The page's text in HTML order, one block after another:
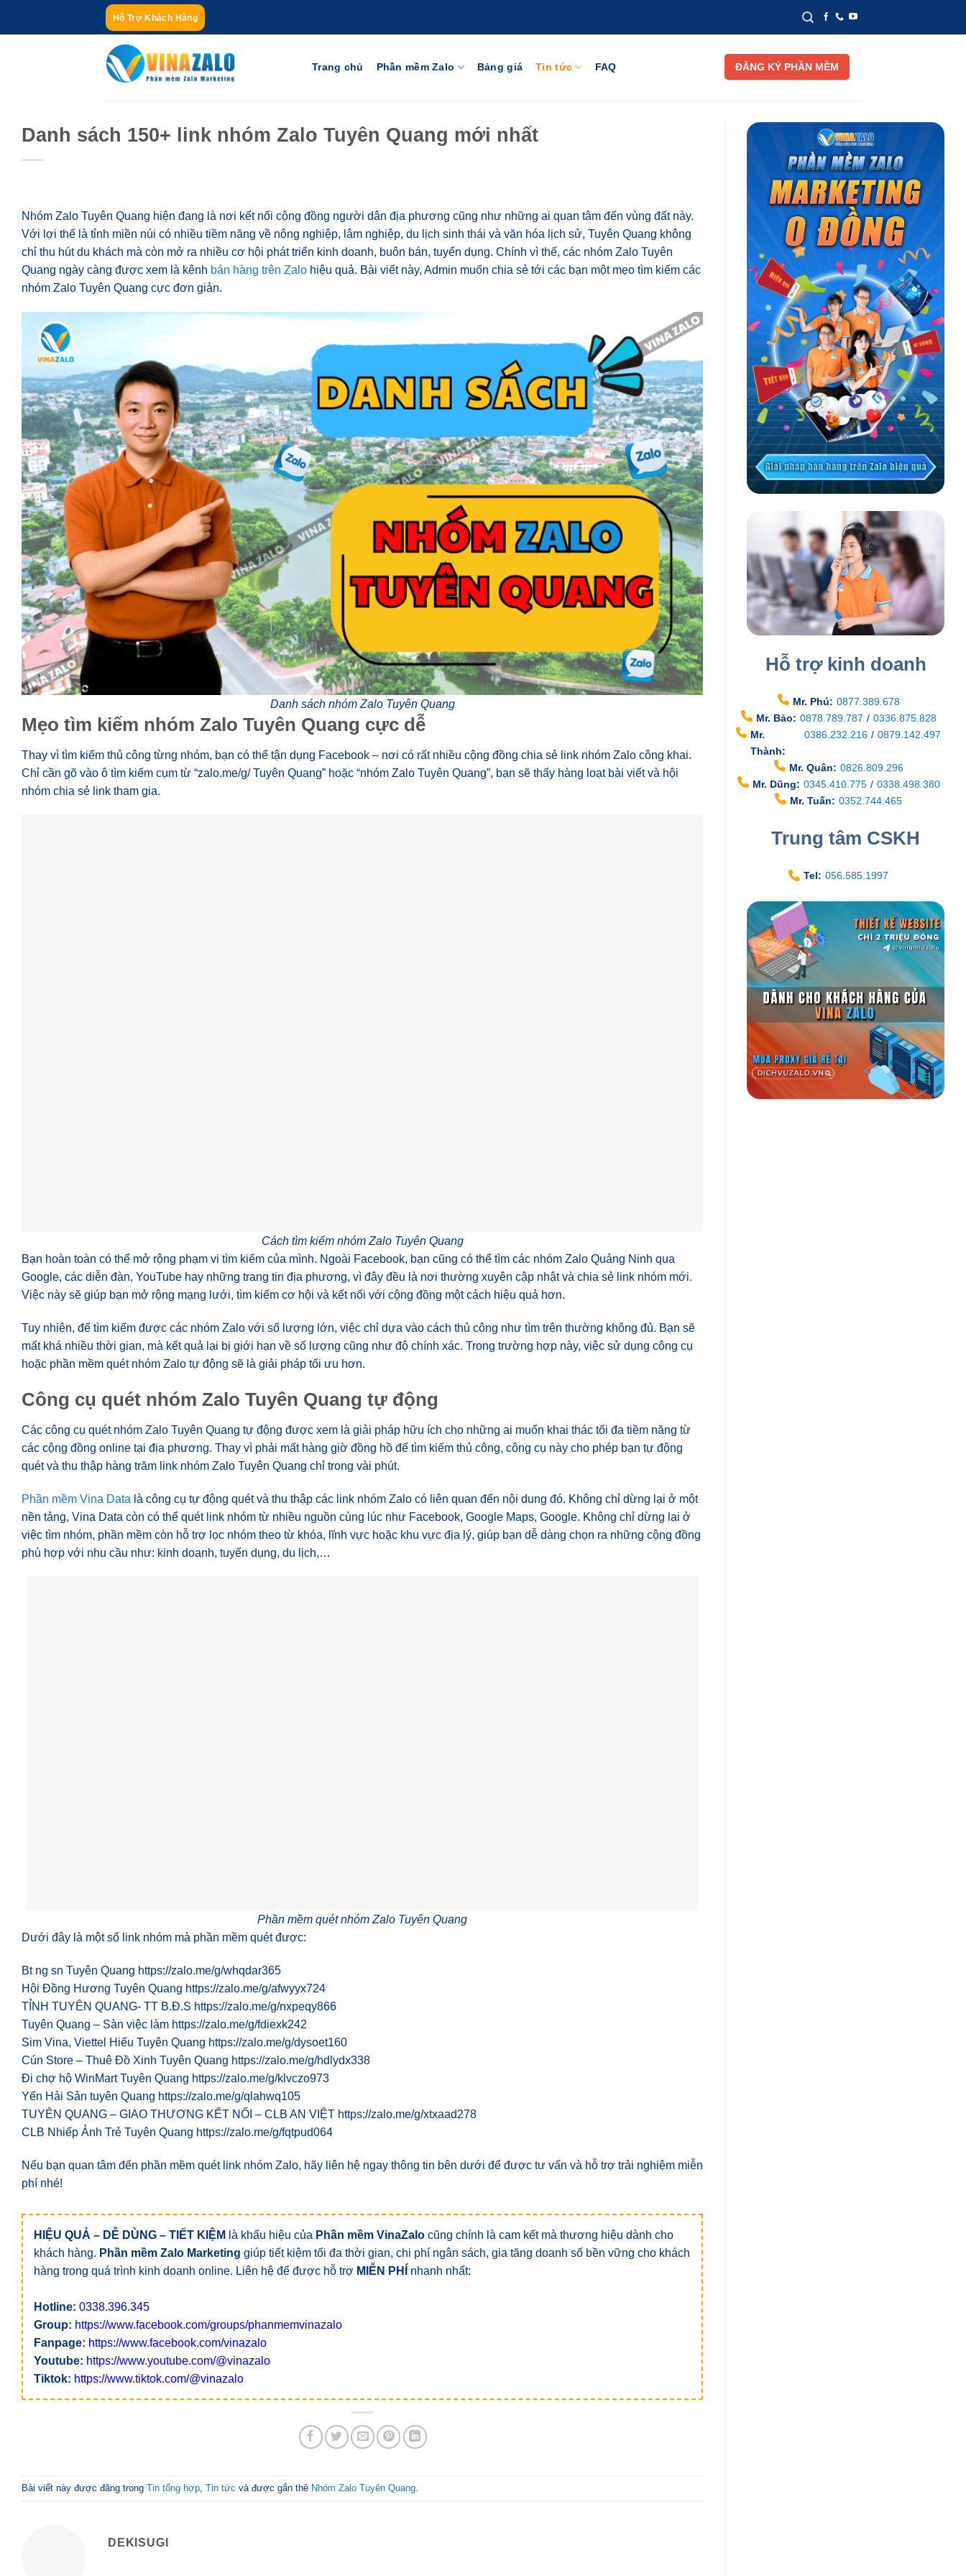
Hỗ Trợ Khách Hàng
Trang chủ Phần mềm Zalo Bảng giá Tin tức FAQ ĐĂNG KÝ PHẦN MỀM
Danh sách 150+ link nhóm Zalo Tuyên Quang mới nhất
Nhóm Zalo Tuyên Quang hiện đang là nơi kết nối cộng đồng người dân địa phương cũng như những ai quan tâm đến vùng đất này.
Với lợi thế là tỉnh miền núi có nhiều tiềm năng về nông nghiệp, lâm nghiệp, du lịch sinh thái và văn hóa lịch sử, Tuyên Quang không
chỉ thu hút du khách mà còn mở ra nhiều cơ hội phát triển kinh doanh, buôn bán, tuyển dụng. Chính vì thế, các nhóm Zalo Tuyên
Quang ngày càng được xem là kênh bán hàng trên Zalo hiệu quả. Bài viết này, Admin muốn chia sẻ tới các bạn một mẹo tìm kiếm các
nhóm Zalo Tuyên Quang cực đơn giản.
Danh sách nhóm Zalo Tuyên Quang
Mẹo tìm kiếm nhóm Zalo Tuyên Quang cực dễ
Thay vì tìm kiếm thủ công từng nhóm, bạn có thể tận dụng Facebook – nơi có rất nhiều cộng đồng chia sẻ link nhóm Zalo công khai.
Chỉ cần gõ vào ô tìm kiếm cụm từ “zalo.me/g/ Tuyên Quang” hoặc “nhóm Zalo Tuyên Quang”, bạn sẽ thấy hàng loạt bài viết và hội
nhóm chia sẻ link tham gia.
Cách tìm kiếm nhóm Zalo Tuyên Quang
Bạn hoàn toàn có thể mở rộng phạm vi tìm kiếm của mình. Ngoài Facebook, bạn cũng có thể tìm các nhóm Zalo Quảng Ninh qua
Google, các diễn đàn, YouTube hay những trang tin địa phương, vì đây đều là nơi thường xuyên cập nhật và chia sẻ link nhóm mới.
Việc này sẽ giúp bạn mở rộng mạng lưới, tìm kiếm cơ hội và kết nối với cộng đồng một cách hiệu quả hơn.
Tuy nhiên, để tìm kiếm được các nhóm Zalo với số lượng lớn, việc chỉ dựa vào cách thủ công như tìm trên thường không đủ. Bạn sẽ
mất khá nhiều thời gian, mà kết quả lại bị giới hạn về số lượng cũng như độ chính xác. Trong trường hợp này, việc sử dụng công cụ
hoặc phần mềm quét nhóm Zalo tự động sẽ là giải pháp tối ưu hơn.
Công cụ quét nhóm Zalo Tuyên Quang tự động
Các công cụ quét nhóm Zalo Tuyên Quang tự động được xem là giải pháp hữu ích cho những ai muốn khai thác tối đa tiềm năng từ
các cộng đồng online tại địa phương. Thay vì phải mất hàng giờ đồng hồ để tìm kiếm thủ công, công cụ này cho phép bạn tự động
quét và thu thập hàng trăm link nhóm Zalo Tuyên Quang chỉ trong vài phút.
Phần mềm Vina Data là công cụ tự động quét và thu thập các link nhóm Zalo có liên quan đến nội dung đó. Không chỉ dừng lại ở một
nền tảng, Vina Data còn có thể quét link nhóm từ nhiều nguồn cùng lúc như Facebook, Google Maps, Google. Không chỉ dừng lại ở
việc tìm nhóm, phần mềm còn hỗ trợ lọc nhóm theo từ khóa, lĩnh vực hoặc khu vực địa lý, giúp bạn dễ dàng chọn ra những cộng đồng
phù hợp với nhu cầu như: kinh doanh, tuyển dụng, du lịch,…
Phần mềm quét nhóm Zalo Tuyên Quang
Dưới đây là một số link nhóm mà phần mềm quét được:
Bt ng sn Tuyên Quang https://zalo.me/g/whqdar365
Hội Đồng Hương Tuyên Quang https://zalo.me/g/afwyyx724
TỈNH TUYÊN QUANG- TT B.Đ.S https://zalo.me/g/nxpeqy866
Tuyên Quang – Sàn việc làm https://zalo.me/g/fdiexk242
Sim Vina, Viettel Hiếu Tuyên Quang https://zalo.me/g/dysoet160
Cún Store – Thuê Đồ Xinh Tuyên Quang https://zalo.me/g/hdlydx338
Đi chợ hộ WinMart Tuyên Quang https://zalo.me/g/klvczo973
Yến Hải Sản tuyên Quang https://zalo.me/g/qlahwq105
TUYÊN QUANG – GIAO THƯƠNG KẾT NỐI – CLB AN VIỆT https://zalo.me/g/xtxaad278
CLB Nhiếp Ảnh Trẻ Tuyên Quang https://zalo.me/g/fqtpud064
Nếu bạn quan tâm đến phần mềm quét link nhóm Zalo, hãy liên hệ ngay thông tin bên dưới để được tư vấn và hỗ trợ trải nghiệm miễn
phí nhé!
HIỆU QUẢ – DỄ DÙNG – TIẾT KIỆM là khẩu hiệu của Phần mềm VinaZalo cũng chính là cam kết mà thương hiệu dành cho
khách hàng. Phần mềm Zalo Marketing giúp tiết kiệm tối đa thời gian, chi phí ngân sách, gia tăng doanh số bền vững cho khách
hàng trong quá trình kinh doanh online. Liên hệ để được hỗ trợ MIỄN PHÍ nhanh nhất:
Hotline: 0338.396.345
Group: https://www.facebook.com/groups/phanmemvinazalo
Fanpage: https://www.facebook.com/vinazalo
Youtube: https://www.youtube.com/@vinazalo
Tiktok: https://www.tiktok.com/@vinazalo
Bài viết này được đăng trong Tin tổng hợp Tin tức và được gắn thẻ Nhóm Zalo Tuyên Quang
DEKISUGI
Hỗ trợ kinh doanh
Mr. Phú: 0877.389.678
Mr. Bảo: 0878.789.787 / 0336.875.828
Mr.
Thành:
0386.232.216 / 0879.142.497
Mr. Quân: 0826.809.296
Mr. Dũng: 0345.410.775 / 0338.498.380
Mr. Tuấn: 0352.744.465
Trung tâm CSKH
Tel: 056.585.1997